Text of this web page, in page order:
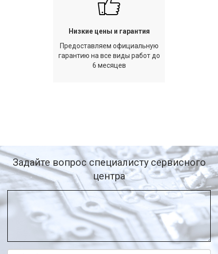
Низкие цены и гарантия
Предоставляем официальную
гарантию на все виды работ до
6 месяцев
Задайте вопрос специалисту сервисного
центра